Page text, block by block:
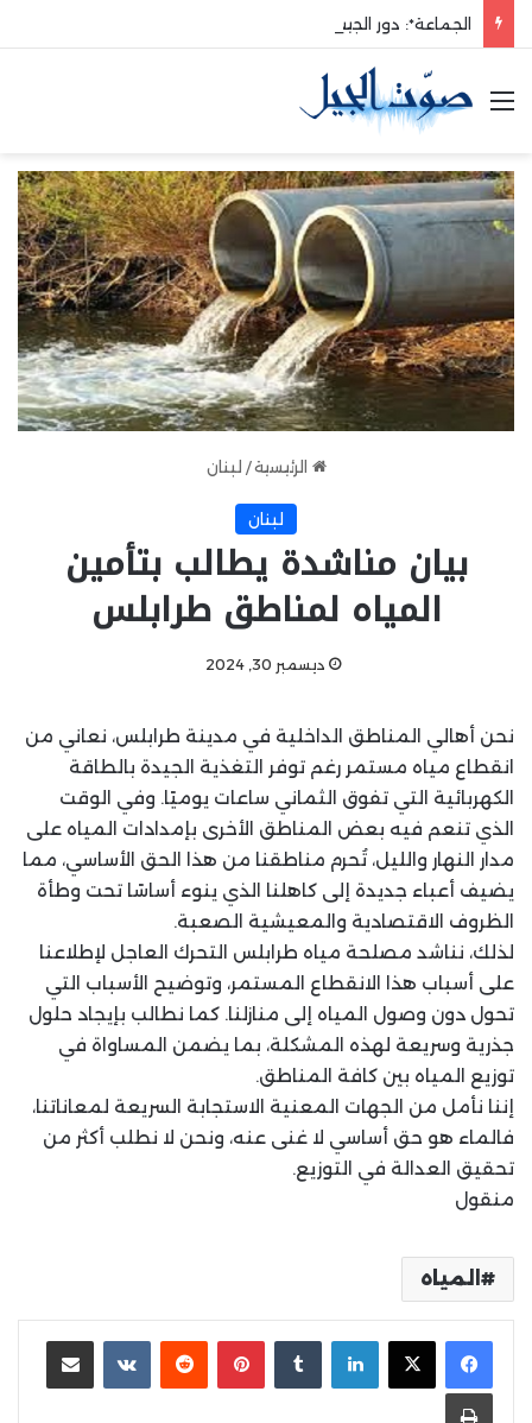
القائمة
الرئيسية / لبنان
لبنان
بيان مناشدة يطالب بتأمين
المياه لمناطق طرابلس
ديسمبر 30, 2024
نحن أهالي المناطق الداخلية في مدينة طرابلس، نعاني من
انقطاع مياه مستمر رغم توفر التغذية الجيدة بالطاقة
الكهربائية التي تفوق الثماني ساعات يوميًا. وفي الوقت
الذي تنعم فيه بعض المناطق الأخرى بإمدادات المياه على
مدار النهار والليل، تُحرم مناطقنا من هذا الحق الأساسي، مما
يضيف أعباء جديدة إلى كاهلنا الذي ينوء أساسًا تحت وطأة
الظروف الاقتصادية والمعيشية الصعبة.
لذلك، نناشد مصلحة مياه طرابلس التحرك العاجل لإطلاعنا
على أسباب هذا الانقطاع المستمر، وتوضيح الأسباب التي
تحول دون وصول المياه إلى منازلنا. كما نطالب بإيجاد حلول
جذرية وسريعة لهذه المشكلة، بما يضمن المساواة في
توزيع المياه بين كافة المناطق.
إننا نأمل من الجهات المعنية الاستجابة السريعة لمعاناتنا،
فالماء هو حق أساسي لا غنى عنه، ونحن لا نطلب أكثر من
تحقيق العدالة في التوزيع.
منقول
المياه
لينكدإن بينتيريست مشاركة عبر البريد
طباعة